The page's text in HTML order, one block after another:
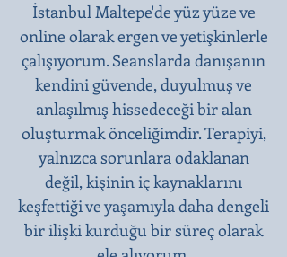
İstanbul Maltepe'de yüz yüze ve
online olarak ergen ve yetişkinlerle
çalışıyorum. Seanslarda danışanın
kendini güvende, duyulmuş ve
anlaşılmış hissedeceği bir alan
oluşturmak önceliğimdir. Terapiyi,
yalnızca sorunlara odaklanan
değil, kişinin iç kaynaklarını
keşfettiği ve yaşamıyla daha dengeli
bir ilişki kurduğu bir süreç olarak